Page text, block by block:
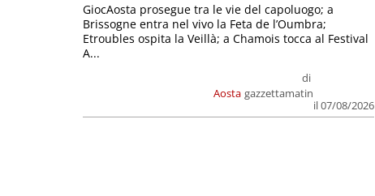
Aosta
di
gazzettamatin
il 07/08/2026
GiocAosta prosegue tra le vie del capoluogo; a
Brissogne entra nel vivo la Feta de l’Oumbra;
Etroubles ospita la Veillà; a Chamois tocca al Festival
A...